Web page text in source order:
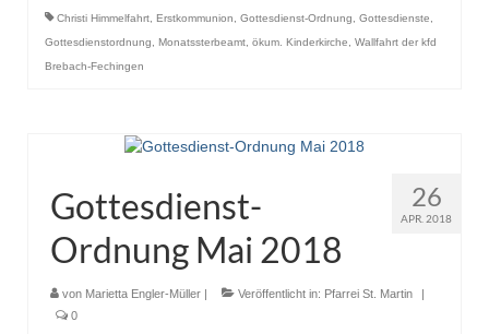
Christi Himmelfahrt Erstkommunion Gottesdienst-Ordnung Gottesdienste
Gottesdienstordnung
Monatssterbeamt ökum. Kinderkirche
Wallfahrt der kfd
Brebach-Fechingen
26
APR. 2018
Gottesdienst-
Ordnung Mai 2018
von Marietta Engler-Müller | Veröffentlicht in: Pfarrei St. Martin
|
0